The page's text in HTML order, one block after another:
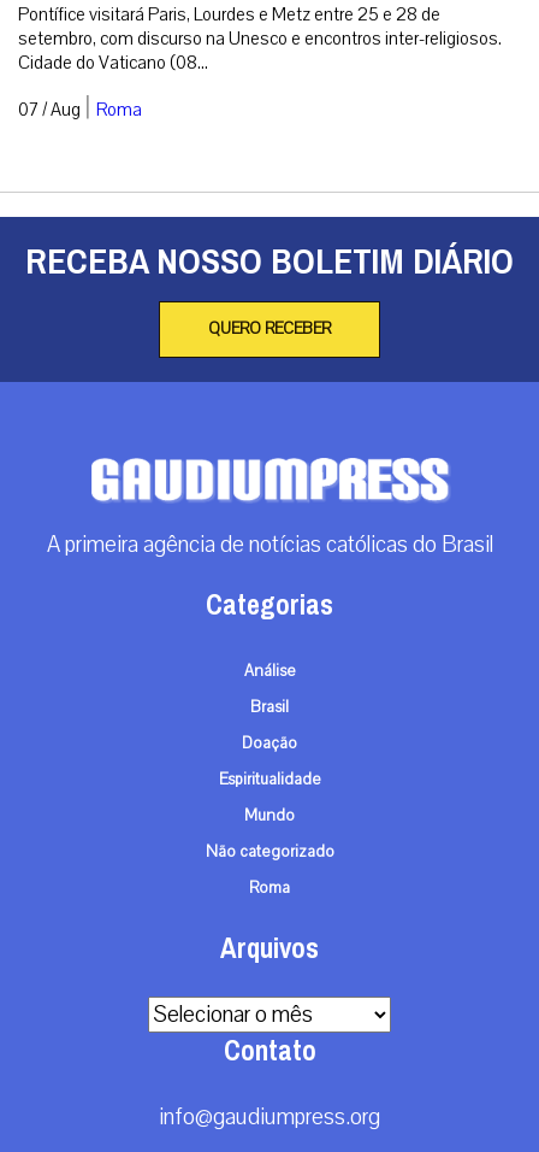
Pontífice visitará Paris, Lourdes e Metz entre 25 e 28 de
setembro, com discurso na Unesco e encontros inter-religiosos.
Cidade do Vaticano (08...
07 / Aug | Roma
RECEBA NOSSO BOLETIM DIÁRIO
QUERO RECEBER
A primeira agência de notícias católicas do Brasil
Categorias
Análise
Brasil
Doação
Espiritualidade
Mundo
Não categorizado
Roma
Arquivos
Arquivos
Contato
info@gaudiumpress.org